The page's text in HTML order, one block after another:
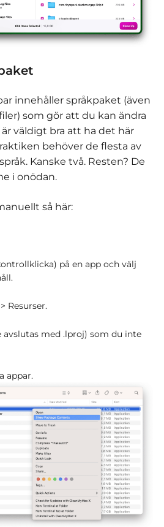
innehåller språkpaket (även
som gör att du kan ändra
väldigt bra att ha det här
behöver de flesta av
Kanske två. Resten? De
i onödan.
så här:
på en app och välj
Resurser.
avslutas med .lproj) som du inte
appar.